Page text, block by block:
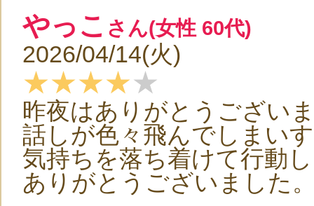
やっこ さん(女性 60代)
2026/04/14(火)
★★★★★
昨夜はありがとうござい
話しが色々飛んでしまい
気持ちを落ち着けて行動
ありがとうございました